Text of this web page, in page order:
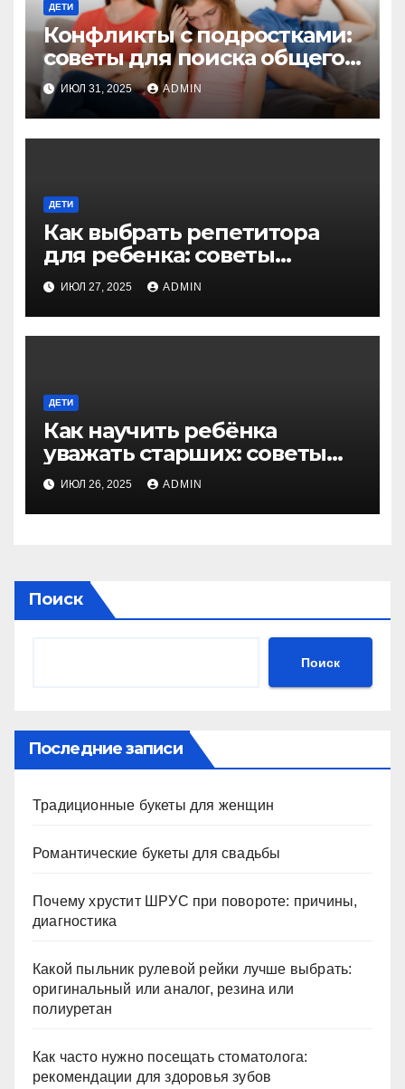
ДЕТИ
Конфликты с подростками:
советы для поиска общего
языка и взаимопонимания
ИЮЛ 31, 2025 ADMIN
ДЕТИ
Как выбрать репетитора
для ребенка: советы
экспертов для родителей
ИЮЛ 27, 2025 ADMIN
ДЕТИ
Как научить ребёнка
уважать старших: советы
для родителей
ИЮЛ 26, 2025 ADMIN
Поиск
Поиск
Последние записи
Традиционные букеты для женщин
Романтические букеты для свадьбы
Почему хрустит ШРУС при повороте: причины,
диагностика
Какой пыльник рулевой рейки лучше выбрать:
оригинальный или аналог, резина или
полиуретан
Как часто нужно посещать стоматолога:
рекомендации для здоровья зубов